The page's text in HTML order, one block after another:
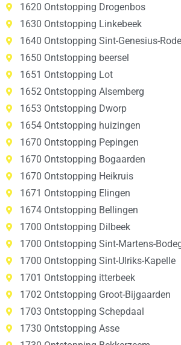
1620 Ontstopping Drogenbos
1630 Ontstopping Linkebeek
1640 Ontstopping Sint-Genesius-Rode
1650 Ontstopping beersel
1651 Ontstopping Lot
1652 Ontstopping Alsemberg
1653 Ontstopping Dworp
1654 Ontstopping huizingen
1670 Ontstopping Pepingen
1670 Ontstopping Bogaarden
1670 Ontstopping Heikruis
1671 Ontstopping Elingen
1674 Ontstopping Bellingen
1700 Ontstopping Dilbeek
1700 Ontstopping Sint-Martens-
1700 Ontstopping Sint-Ulriks-Kapelle
1701 Ontstopping itterbeek
1702 Ontstopping Groot-Bijgaarden
1703 Ontstopping Schepdaal
1730 Ontstopping Asse